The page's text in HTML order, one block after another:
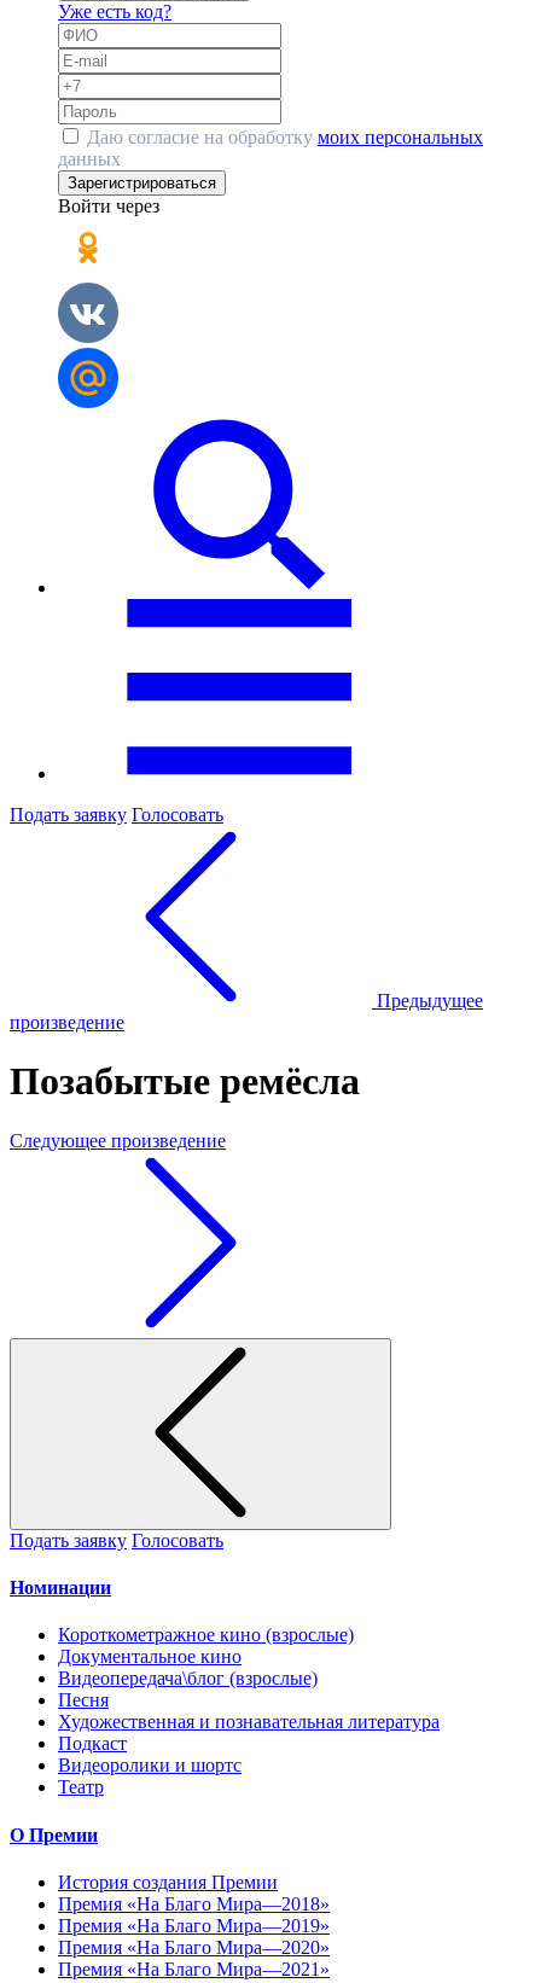
Уже есть код?
Даю согласие на обработку моих персональных
данных
Зарегистрироваться
Войти через
Подать заявку Голосовать
Предыдущее
произведение
Позабытые ремёсла
Следующее произведение
Подать заявку Голосовать
Номинации
Короткометражное кино (взрослые)
Документальное кино
Видеопередача\блог (взрослые)
Песня
Художественная и познавательная литература
Подкаст
Видеоролики и шортс
Театр
О Премии
История создания Премии
Премия «На Благо Мира—2018»
Премия «На Благо Мира—2019»
Премия «На Благо Мира—2020»
Премия «На Благо Мира—2021»